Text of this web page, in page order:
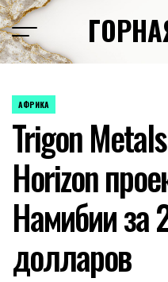
Перейти
к
содержимому
ОПУБЛИКОВАНО
АФРИКА
Trigon
Horizon
Намибии за
долларов